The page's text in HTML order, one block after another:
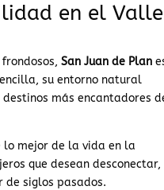
en el Valle
frondosos,San Juan de Plan
su entorno natural
más encantadores
lo mejor de la vida en la
que desean desconectar,
de siglos pasados.